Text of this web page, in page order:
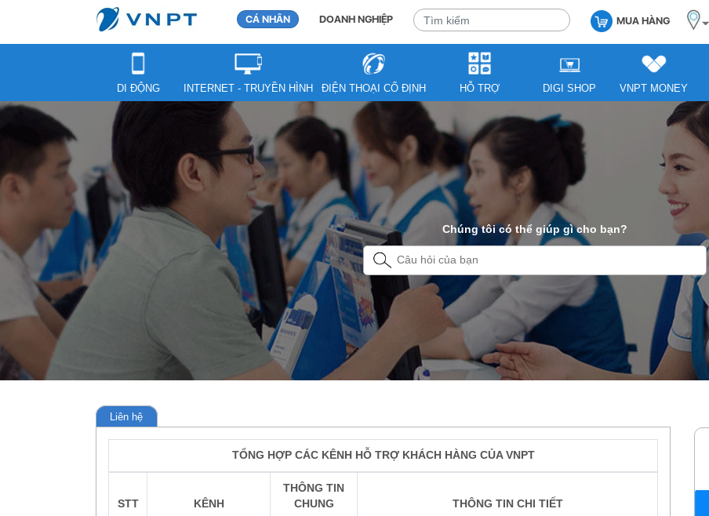
CÁ NHÂN DOANH NGHIỆP MUA HÀNG
DI ĐỘNG INTERNET - TRUYỀN HÌNH ĐIỆN THOẠI CỐ ĐỊNH HỖ TRỢ DIGI SHOP VNPT MONEY
Chúng tôi có thể giúp gì cho bạn?
Liên hệ
TỔNG HỢP CÁC KÊNH HỖ TRỢ KHÁCH HÀNG CỦA VNPT
STT KÊNH
THÔNG TIN
CHUNG
THÔNG TIN CHI TIẾT
YOLO125V
Chu kỳ:01 tháng
YOLO100SC
Chu kỳ:01 tháng